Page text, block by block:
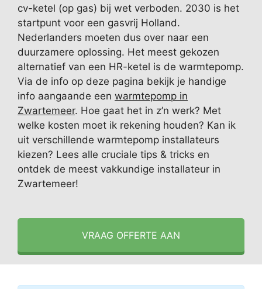
cv-ketel (op gas) bij wet verboden. 2030 is het
startpunt voor een gasvrij Holland.
Nederlanders moeten dus over naar een
duurzamere oplossing. Het meest gekozen
alternatief van een HR-ketel is de warmtepomp.
Via de info op deze pagina bekijk je handige
info aangaande een warmtepomp in
Zwartemeer. Hoe gaat het in z’n werk? Met
welke kosten moet ik rekening houden? Kan ik
uit verschillende warmtepomp installateurs
kiezen? Lees alle cruciale tips & tricks en
ontdek de meest vakkundige installateur in
Zwartemeer!
VRAAG OFFERTE AAN